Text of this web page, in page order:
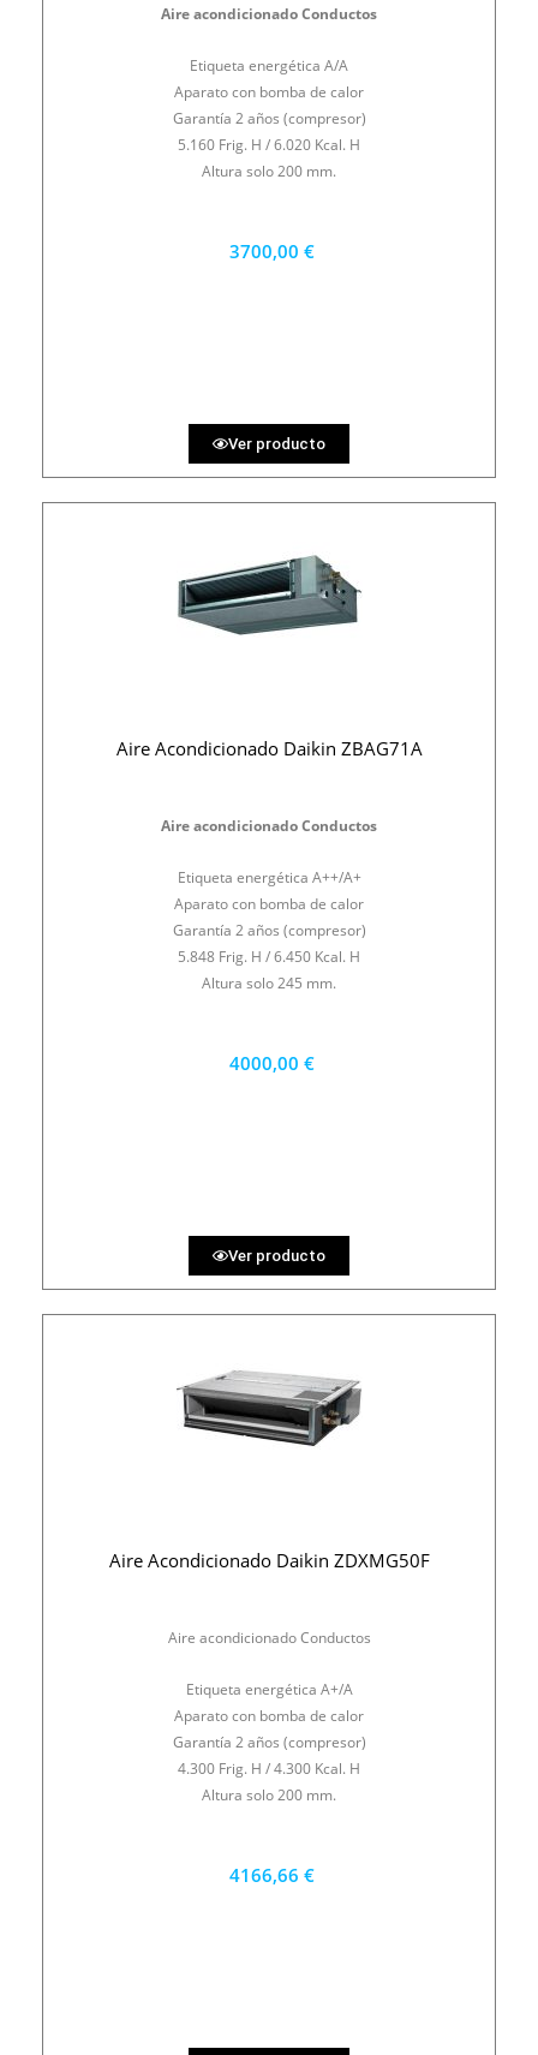
Aire acondicionado Conductos
Etiqueta energética A/A
Aparato con bomba de calor
Garantía 2 años (compresor)
5.160 Frig. H / 6.020 Kcal. H
Altura solo 200 mm.
3700,00 €
Ver producto
Aire Acondicionado Daikin ZBAG71A
Aire acondicionado Conductos
Etiqueta energética A++/A+
Aparato con bomba de calor
Garantía 2 años (compresor)
5.848 Frig. H / 6.450 Kcal. H
Altura solo 245 mm.
4000,00 €
Ver producto
Aire Acondicionado Daikin ZDXMG50F
Aire acondicionado Conductos
Etiqueta energética A+/A
Aparato con bomba de calor
Garantía 2 años (compresor)
4.300 Frig. H / 4.300 Kcal. H
Altura solo 200 mm.
4166,66 €